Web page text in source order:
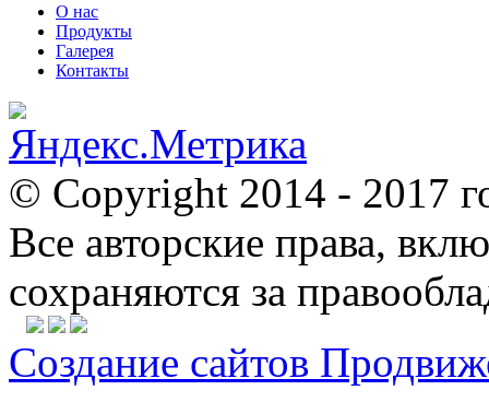
О нас
Продукты
Галерея
Контакты
© Copyright 2014 - 2017
Все авторские права,
сохраняются за
Создание сайтов